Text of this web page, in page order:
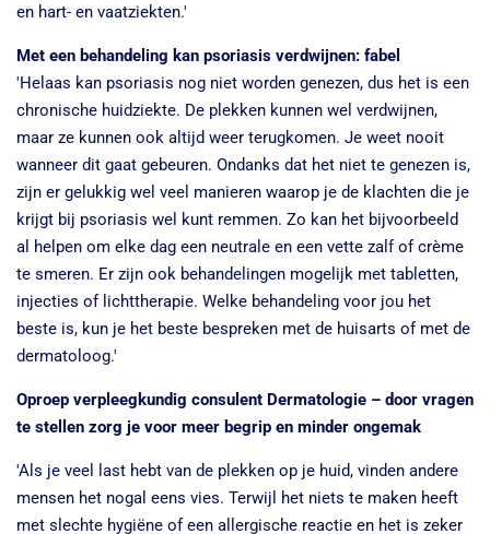
en hart- en vaatziekten.'
Met een behandeling kan psoriasis verdwijnen: fabel
'Helaas kan psoriasis nog niet worden genezen, dus het is een
chronische huidziekte. De plekken kunnen wel verdwijnen,
maar ze kunnen ook altijd weer terugkomen. Je weet nooit
wanneer dit gaat gebeuren. Ondanks dat het niet te genezen is,
zijn er gelukkig wel veel manieren waarop je de klachten die je
krijgt bij psoriasis wel kunt remmen. Zo kan het bijvoorbeeld
al helpen om elke dag een neutrale en een vette zalf of crème
te smeren. Er zijn ook behandelingen mogelijk met tabletten,
injecties of lichttherapie. Welke behandeling voor jou het
beste is, kun je het beste bespreken met de huisarts of met de
dermatoloog.'
Oproep verpleegkundig consulent Dermatologie – door vragen
te stellen zorg je voor meer begrip en minder ongemak
'Als je veel last hebt van de plekken op je huid, vinden andere
mensen het nogal eens vies. Terwijl het niets te maken heeft
met slechte hygiëne of een allergische reactie en het is zeker